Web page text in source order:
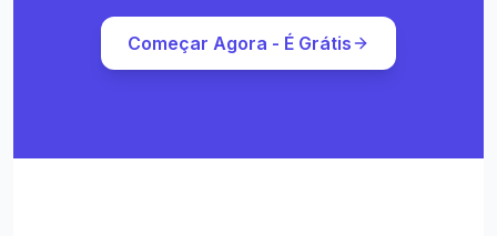
Começar Agora - É Grátis